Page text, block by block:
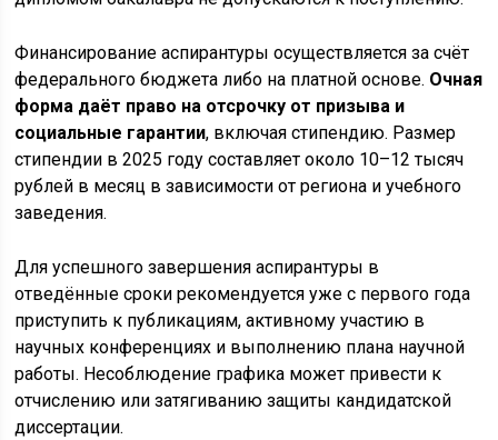
Финансирование аспирантуры осуществляется за счёт
федерального бюджета либо на платной основе. Очная
форма даёт право на отсрочку от призыва и
социальные гарантии, включая стипендию. Размер
стипендии в 2025 году составляет около 10–12 тысяч
рублей в месяц в зависимости от региона и учебного
заведения.
Для успешного завершения аспирантуры в
отведённые сроки рекомендуется уже с первого года
приступить к публикациям, активному участию в
научных конференциях и выполнению плана научной
работы. Несоблюдение графика может привести к
отчислению или затягиванию защиты кандидатской
диссертации.